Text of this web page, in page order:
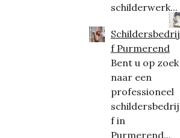
schilderwerk...
Schildersbedrij
f Purmerend
Bent u op zoek
naar een
professioneel
schildersbedrij
f in
Purmerend...